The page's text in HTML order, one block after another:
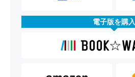
電子版を購入